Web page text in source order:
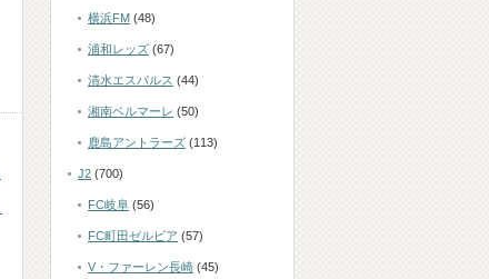
横浜FM (48)
浦和レッズ (67)
清水エスパルス (44)
湘南ベルマーレ (50)
鹿島アントラーズ (113)
J2 (700)
FC岐阜 (56)
FC町田ゼルビア (57)
V・ファーレン長崎 (45)